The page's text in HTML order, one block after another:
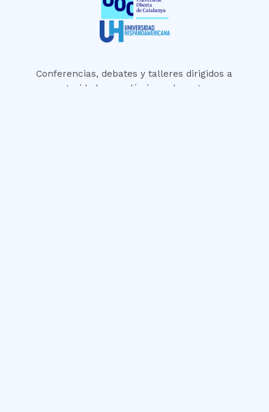
Conferencias, debates y talleres dirigidos a
autoridades académicas, docentes,